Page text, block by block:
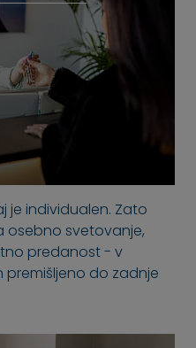
je individualen. Zato
osebno svetovanje,
predanost - v
premišljeno do zadnje